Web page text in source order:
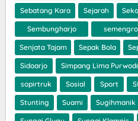
Sebatang Kara Sejarah
Sembungharjo
Senjata Tajam Sepak Bola
Sidoarjo Simpang Lima
sopirtruk Sosial Sport
Stunting Suami Sugihmanik